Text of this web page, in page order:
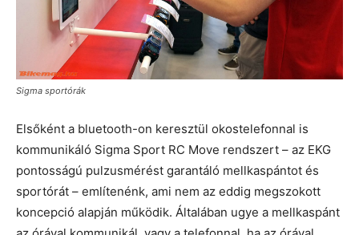
Sigma sportórák
Elsőként a bluetooth-on keresztül okostelefonnal is
kommunikáló Sigma Sport RC Move rendszert – az EKG
pontosságú pulzusmérést garantáló mellkaspántot és
sportórát – említenénk, ami nem az eddig megszokott
koncepció alapján működik. Általában ugye a mellkaspánt